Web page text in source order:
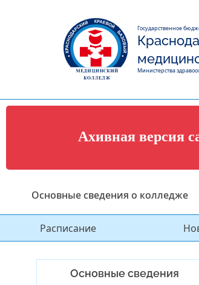
Государственное
Министерства
Ахивная версия
Основные сведения о колледже
Расписание
Основные сведения